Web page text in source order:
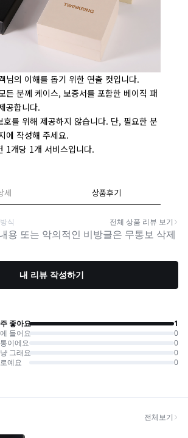
님의 이해를 돕기 위한 연출 컷입니다.
든 분께 케이스, 보증서를 포함한 베이직 패
공합니다.
호를 위해 제공하지 않습니다. 단, 필요한 분
에 작성해 주세요.
1개당 1개 서비스입니다.
세 상품후기